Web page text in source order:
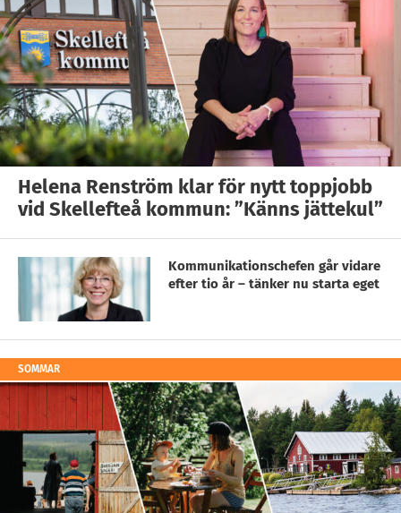
Helena Renström klar för nytt toppjobb
vid Skellefteå kommun: ”Känns jättekul”
Kommunikationschefen går vidare
efter tio år – tänker nu starta eget
SOMMAR